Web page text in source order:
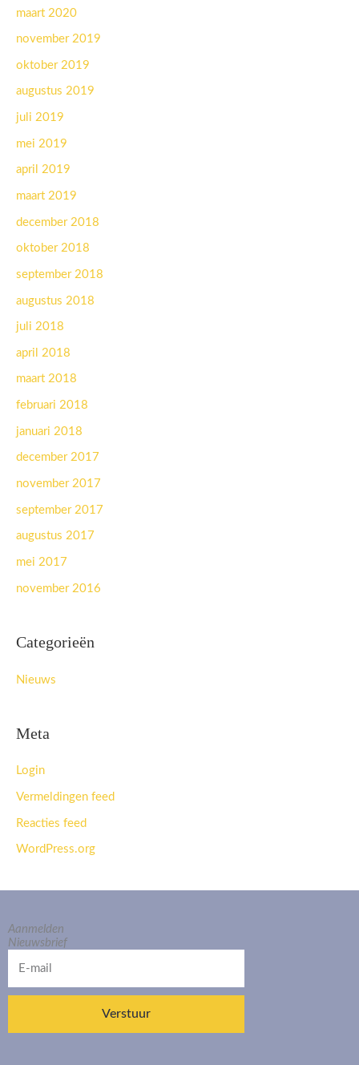
maart 2020
november 2019
oktober 2019
augustus 2019
juli 2019
mei 2019
april 2019
maart 2019
december 2018
oktober 2018
september 2018
augustus 2018
juli 2018
april 2018
maart 2018
februari 2018
januari 2018
december 2017
november 2017
september 2017
augustus 2017
mei 2017
november 2016
Categorieën
Nieuws
Meta
Login
Vermeldingen feed
Reacties feed
WordPress.org
Aanmelden
Nieuwsbrief
mail
Verstuur